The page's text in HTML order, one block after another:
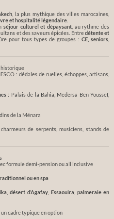
, la plus mythique des villes marocaines,
et hospitalité légendaire
séjour culturel et dépaysant, au rythme des
et des saveurs épicées. Entredétente et
pour tous types de groupes : CE, seniors,
historique
: dédales de ruelles, échoppes, artisans,
: Palais de la Bahia, Medersa Ben Youssef,
de la Ménara
de serpents, musiciens, stands de
formule demi-pension ou all inclusive
ou en spa
désert d’Agafay, Essaouira palmeraie en
cadre typique en option